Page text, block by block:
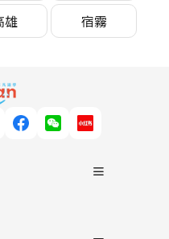
雄 宿霧